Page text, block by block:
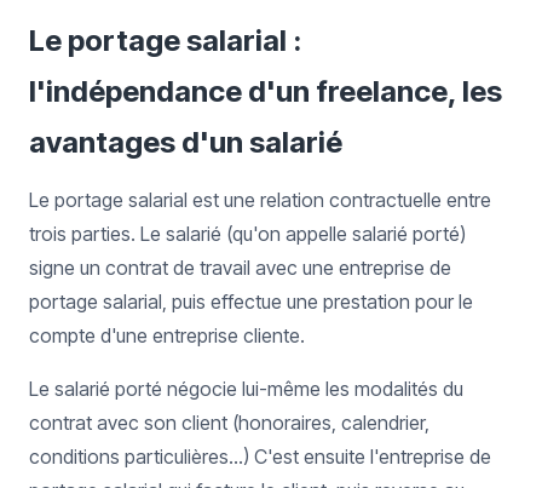
Le portage salarial :
l'indépendance d'un freelance, les
avantages d'un salarié
Le portage salarial est une relation contractuelle entre
trois parties. Le salarié (qu'on appelle salarié porté)
signe un contrat de travail avec une entreprise de
portage salarial, puis effectue une prestation pour le
compte d'une entreprise cliente.
Le salarié porté négocie lui-même les modalités du
contrat avec son client (honoraires, calendrier,
conditions particulières...) C'est ensuite l'entreprise de